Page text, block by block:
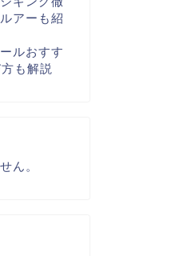
アーも紹
ルおすす
も解説
ん。